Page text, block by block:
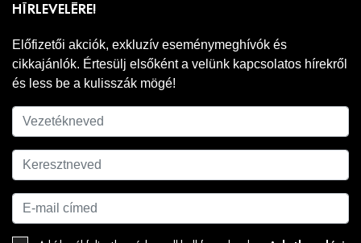
HÍRLEVELÉRE!
Előfizetői akciók, exkluzív eseménymeghívók és
cikkajánlók. Értesülj elsőként a velünk kapcsolatos hírekről
és less be a kulisszák mögé!